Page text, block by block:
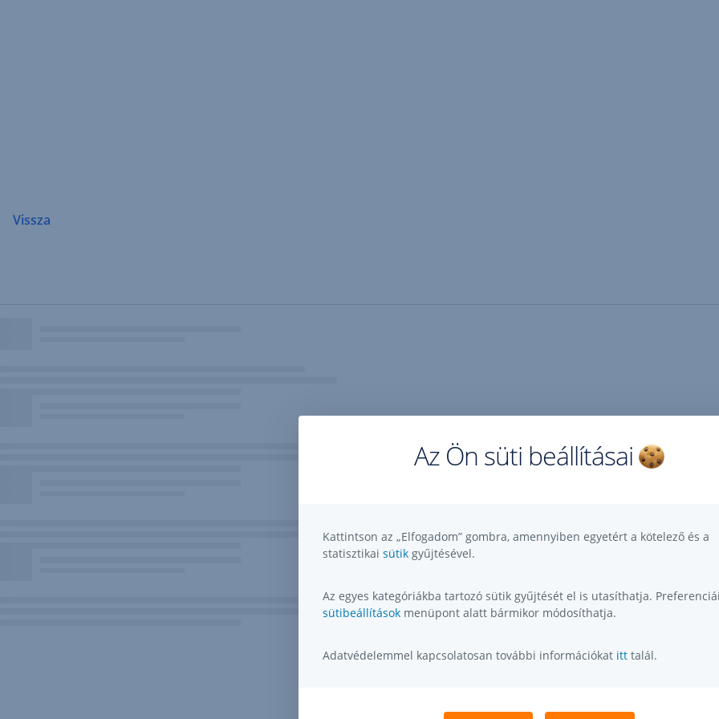
Vissza
Az Ön süti beállításai
Kattintson az „Elfogadom” gombra, amennyiben egyetért a kötelező és a
statisztikai sütik gyűjtésével.
Az egyes kategóriákba tartozó sütik gyűjtését el is utasíthatja.
sütibeállítások menüpont alatt bármikor módosíthatja.
Adatvédelemmel kapcsolatosan további információkat itt talál.